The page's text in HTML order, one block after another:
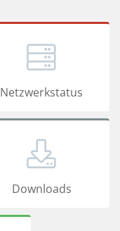
Netzwerkstatus
Downloads